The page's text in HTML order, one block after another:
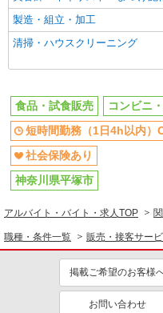
製造・組立・加工
清掃・ハウスクリーニング
食品・試食販売
コンビニ
短時間勤務（1日4h以内）
社会保険あり
神奈川県平塚市
アルバイト・バイト・求人TOP
職種・条件一覧 販売・接客サー
掲載ご希望のお客様
お問い合わせ